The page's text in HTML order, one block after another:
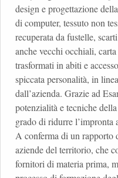
design e progettazione
di computer, tessuto non
recuperata da fustelle,
anche vecchi occhiali,
trasformati in abiti e
spiccata personalità, in
dall’azienda. Grazie ad
potenzialità e tecniche
grado di ridurre l’impronta
A conferma di un rapporto
aziende del territorio, che
fornitori di materia prima,